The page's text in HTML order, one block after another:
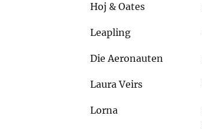
Hoj & Oates
Leapling
Die Aeronauten
Laura Veirs
Lorna